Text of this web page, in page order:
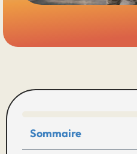
Sommaire